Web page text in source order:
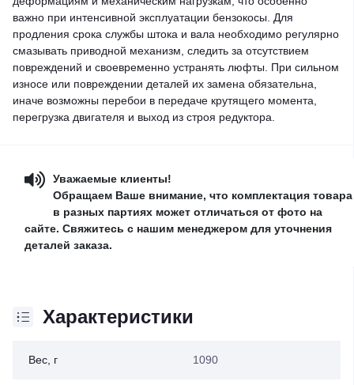
важно при интенсивной эксплуатации бензокосы. Для
продления срока службы штока и вала необходимо регулярно
смазывать приводной механизм, следить за отсутствием
повреждений и своевременно устранять люфты. При сильном
износе или повреждении деталей их замена обязательна,
иначе возможны перебои в передаче крутящего момента,
перегрузка двигателя и выход из строя редуктора.
Уважаемые клиенты!
Обращаем Ваше внимание, что комплектация товара
в разных партиях может отличаться от фото на
сайте. Свяжитесь с нашим менеджером для уточнения
деталей заказа.
Характеристики
Вес, г 1090